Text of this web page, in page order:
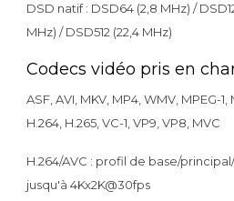
DSD natif : DSD64 (2,8 MHz) /
MHz) / DSD512 (22,4 MHz)
Codecs vidéo pris en
ASF, AVI, MKV, MP4, WMV, MPEG-1,
H.264, H.265, VC-1, VP9, VP8, MVC
H.264/AVC : profil de base/
jusqu'à 4Kx2K@30fps